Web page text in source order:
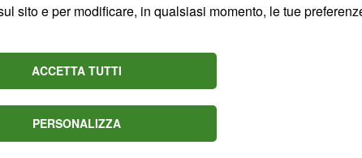
i
sito e per modificare, in qualsiasi momento, le tue
ACCETTA TUTTI
PERSONALIZZA